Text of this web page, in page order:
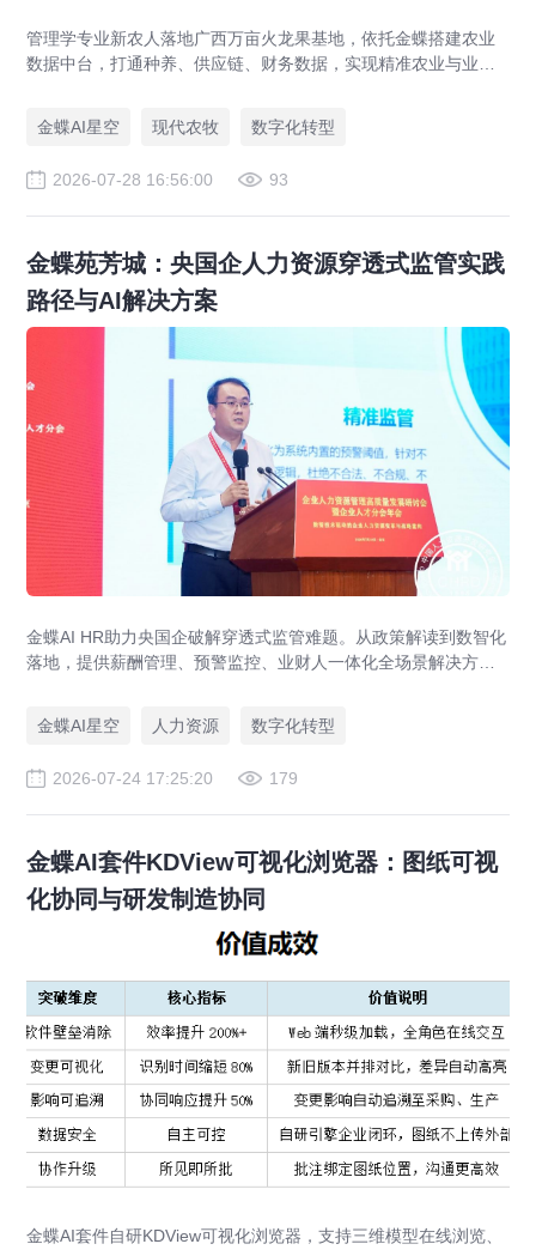
管理学专业新农人落地广西万亩火龙果基地，依托金蝶搭建农业
数据中台，打通种养、供应链、财务数据，实现精准农业与业财
金蝶AI星空
现代农牧 数字化转型
2026-07-28 16:56:00 93
金蝶苑芳城：央国企人力资源穿透式监管实践
路径与AI解决方案
金蝶AI HR助力央国企破解穿透式监管难题。从政策解读到数智化
落地，提供薪酬管理、预警监控、业财人一体化全场景解决方
金蝶AI星空
人力资源 数字化转型
2026-07-24 17:25:20 179
金蝶AI套件KDView可视化浏览器：图纸可视
化协同与研发制造协同
金蝶AI套件自研KDView可视化浏览器，支持三维模型在线浏览、